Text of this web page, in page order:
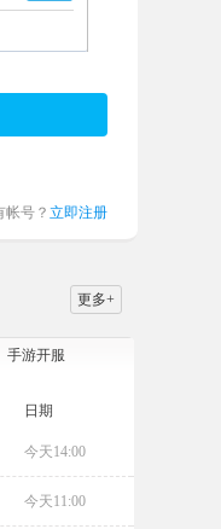
帐号？ 立即注册
更多+
手游开服
日期
今天14:00
今天11:00